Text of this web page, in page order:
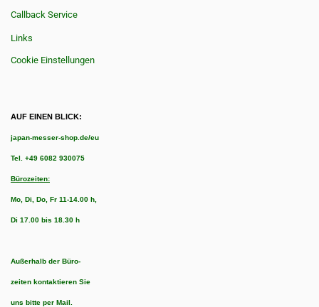
Callback Service
Links
Cookie Einstellungen
AUF EINEN BLICK:
japan-messer-shop.de/eu
Tel. +49 6082 930075
Bürozeiten:
Mo, Di, Do, Fr 11-14.00 h,
Di 17.00 bis 18.30 h
Außerhalb der Büro-
zeiten kontaktieren Sie
uns bitte per Mail.